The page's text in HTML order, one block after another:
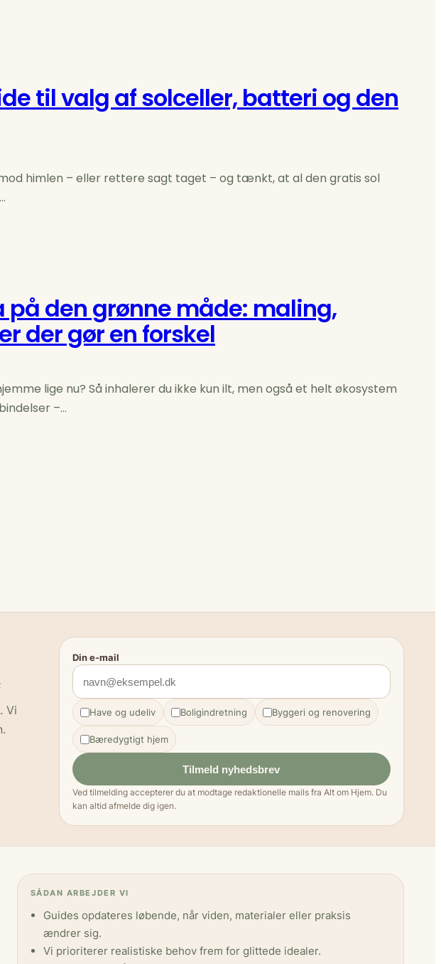
til valg af solceller, batteri og den
himlen – eller rettere sagt taget – og tænkt, at al den gratis sol
den grønne måde: maling,
der gør en forskel
lige nu? Så inhalerer du ikke kun ilt, men også et helt økosystem
–…
Vi
Din e-mail
Have og udeliv Boligindretning Byggeri og renovering
Bæredygtigt hjem
Tilmeld nyhedsbrev
Ved tilmelding accepterer du at modtage redaktionelle mails fra Alt om Hjem. Du
kan altid afmelde dig igen.
SÅDAN ARBEJDER VI
Guides opdateres løbende, når viden, materialer eller praksis
ændrer sig.
Vi prioriterer realistiske behov frem for glittede idealer.